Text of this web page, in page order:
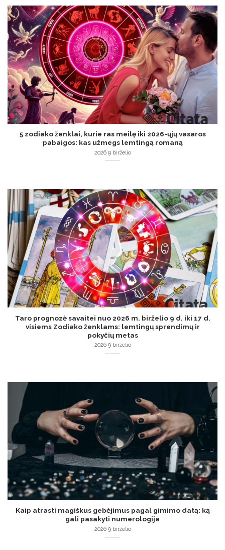
5 zodiako ženklai, kurie ras meilę iki 2026-ųjų vasaros
pabaigos: kas užmegs lemtingą romaną
2026 9 birželio
Taro prognozė savaitei nuo 2026 m. birželio 9 d. iki 17 d.
visiems Zodiako ženklams: lemtingų sprendimų ir
pokyčių metas
2026 9 birželio
Kaip atrasti magiškus gebėjimus pagal gimimo datą: ką
gali pasakyti numerologija
2026 9 birželio